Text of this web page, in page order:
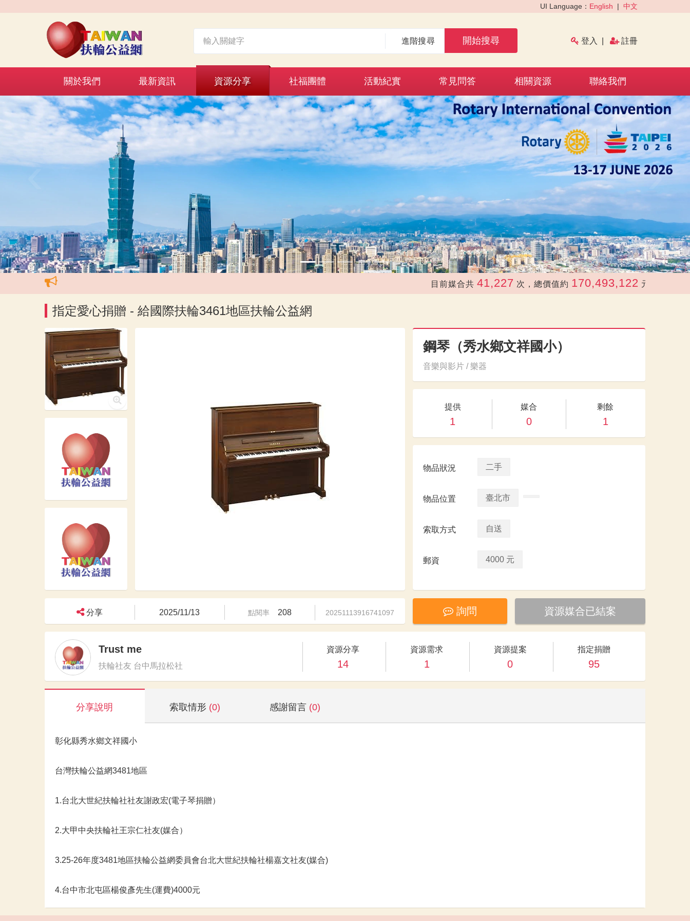
UI Language： English | 中文
進階搜尋 開始搜尋 登入 註冊
關於我們 最新資訊 資源分享 社福團體 活動紀實 常見問答 相關資源 聯絡我們
‹ ›
目前媒合共 41,227 次，總價值約 170,493,122 元
指定愛心捐贈 - 給國際扶輪3461地區扶輪公益網
鋼琴（秀水鄉文祥國小）
音樂與影片 / 樂器
提供
1
媒合
0
剩餘
1
物品狀況 二手
物品位置 臺北市
索取方式 自送
郵資 4000 元
分享 2025/11/13 點閱率 208 20251113916741097 詢問 資源媒合已結案
Trust me
扶輪社友 台中馬拉松社
資源分享
14
資源需求
1
資源提案
0
指定捐贈
95
分享說明 索取情形 (0) 感謝留言 (0)
彰化縣秀水鄉文祥國小
台灣扶輪公益網3481地區
1.台北大世紀扶輪社社友謝政宏(電子琴捐贈）
2.大甲中央扶輪社王宗仁社友(媒合）
3.25-26年度3481地區扶輪公益網委員會台北大世紀扶輪社楊嘉文社友(媒合)
4.台中市北屯區楊俊彥先生(運費)4000元